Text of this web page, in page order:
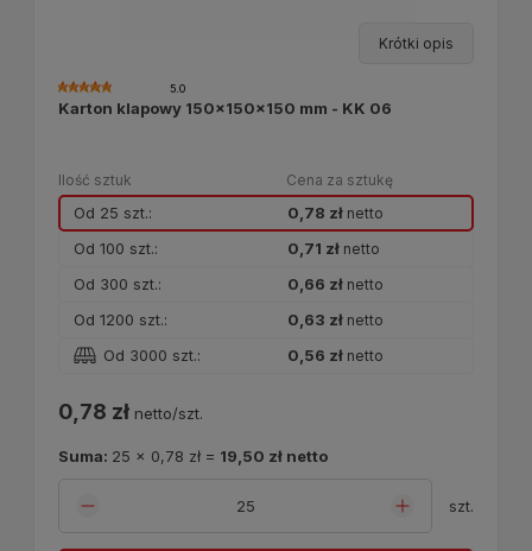
Krótki opis
Karton klapowy 150x150x150 mm - KK 06
5.0
Ilość sztuk Cena za sztukę
Od 25 szt.: 0,78 złnetto
Od 100 szt.: 0,71 złnetto
Od 300 szt.: 0,66 złnetto
Od 1200 szt.: 0,63 złnetto
Od 3000 szt.: 0,56 złnetto
0,78 zł netto/szt.
szt.
Suma: 25 x 0,78 zł = 19,50 zł netto